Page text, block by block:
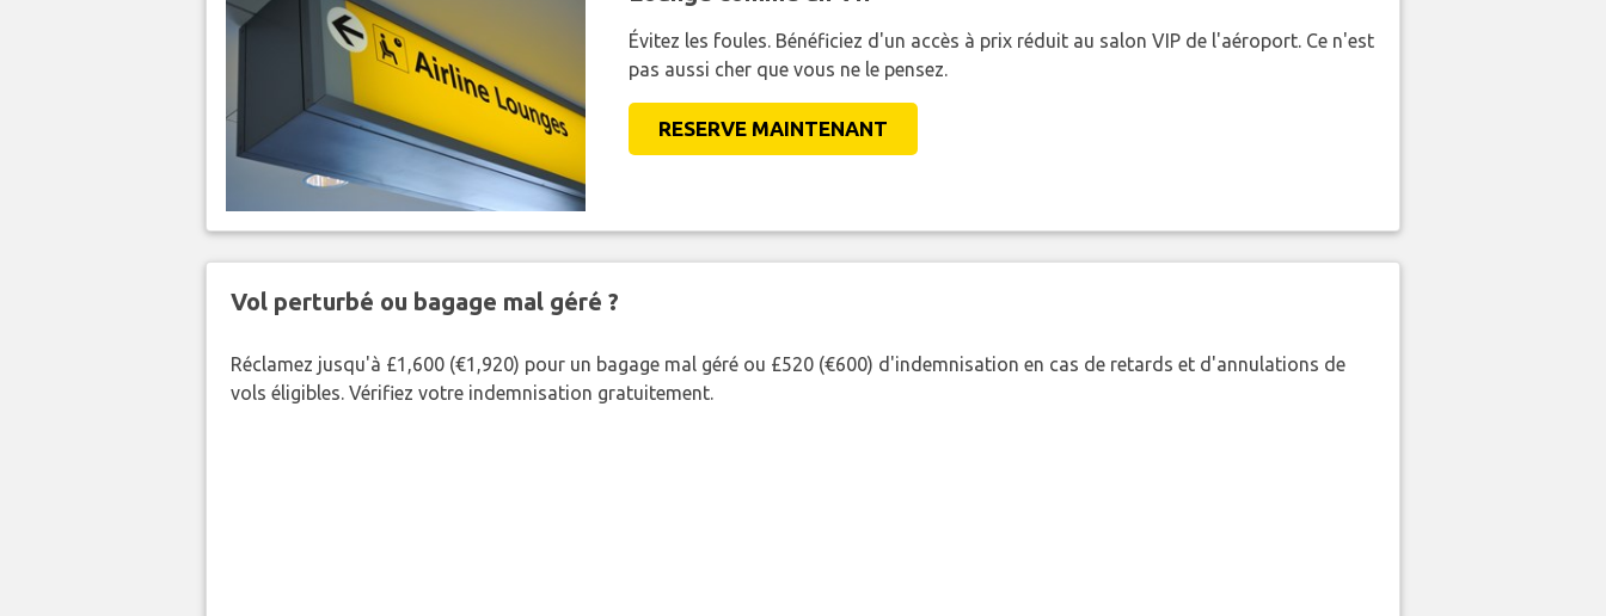
Évitez les foules. Bénéficiez d'un accès à prix réduit au salon VIP de l'aéroport. Ce n'est
pas aussi cher que vous ne le pensez.
RESERVE MAINTENANT
Vol perturbé ou bagage mal géré ?
Réclamez jusqu'à £1,600 (€1,920) pour un bagage mal géré ou £520 (€600) d'indemnisation en cas de retards et d'annulations de
vols éligibles. Vérifiez votre indemnisation gratuitement.